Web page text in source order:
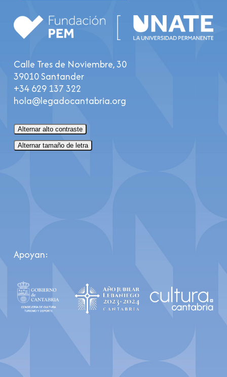
Calle Tres de Noviembre, 30
39010 Santander
+34 629 137 322
hola@legadocantabria.org
Alternar alto contraste
Alternar tamaño de letra
Apoyan: